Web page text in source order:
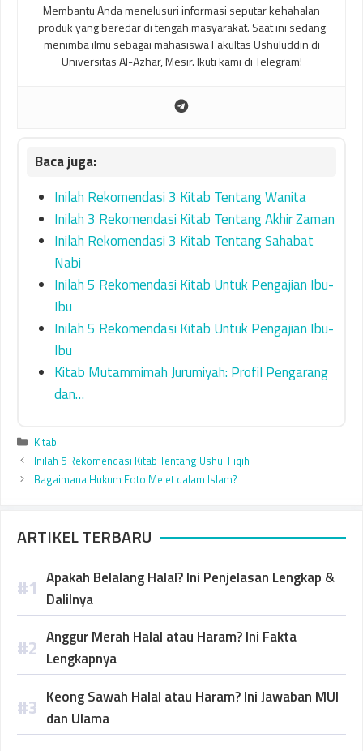
Membantu Anda menelusuri informasi seputar kehahalan
produk yang beredar di tengah masyarakat. Saat ini sedang
menimba ilmu sebagai mahasiswa Fakultas Ushuluddin di
Universitas Al-Azhar, Mesir. Ikuti kami di Telegram!
Inilah Rekomendasi 3 Kitab Tentang Wanita
Inilah 3 Rekomendasi Kitab Tentang Akhir Zaman
Inilah Rekomendasi 3 Kitab Tentang Sahabat
Nabi
Inilah 5 Rekomendasi Kitab Untuk Pengajian Ibu-
Ibu
Inilah 5 Rekomendasi Kitab Untuk Pengajian Ibu-
Ibu
Kitab Mutammimah Jurumiyah: Profil Pengarang
dan…
Categories
Kitab
Inilah 5 Rekomendasi Kitab Tentang Ushul Fiqih
Bagaimana Hukum Foto Melet dalam Islam?
ARTIKEL TERBARU
Apakah Belalang Halal? Ini Penjelasan Lengkap &
Dalilnya
Anggur Merah Halal atau Haram? Ini Fakta
Lengkapnya
Keong Sawah Halal atau Haram? Ini Jawaban MUI
dan Ulama